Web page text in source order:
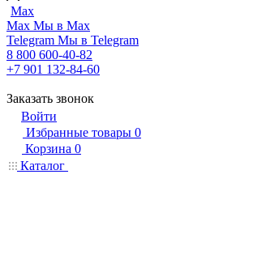
Max
Max Мы в Max
Telegram Мы в Telegram
8 800 600-40-82
+7 901 132-84-60
Заказать звонок
Войти
Избранные товары 0
Корзина 0
Каталог